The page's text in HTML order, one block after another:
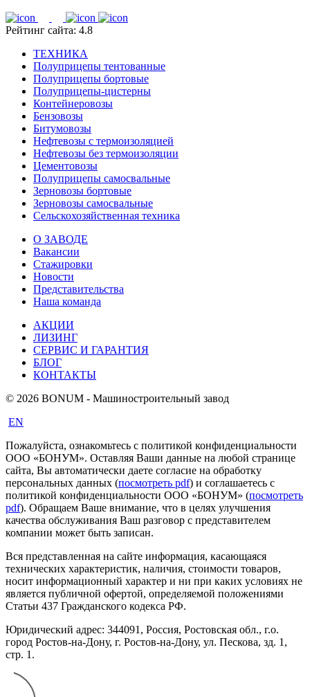
Рейтинг сайта: 4.8
ТЕХНИКА
Полуприцепы тентованные
Полуприцепы бортовые
Полуприцепы-цистерны
Контейнеровозы
Бензовозы
Битумовозы
Нефтевозы с термоизоляцией
Нефтевозы без термоизоляции
Цементовозы
Полуприцепы самосвальные
Зерновозы бортовые
Зерновозы самосвальные
Сельскохозяйственная техника
О ЗАВОДЕ
Вакансии
Стажировки
Новости
Представительства
Наша команда
АКЦИИ
ЛИЗИНГ
СЕРВИС И ГАРАНТИЯ
БЛОГ
КОНТАКТЫ
© 2026 BONUM - Машиностроительный завод
EN
Пожалуйста, ознакомьтесь с политикой конфиденциальности
ООО «БОНУМ». Оставляя Ваши данные на любой странице
сайта, Вы автоматически даете согласие на обработку
персональных данных (посмотреть pdf) и соглашаетесь с
политикой конфиденциальности ООО «БОНУМ» (посмотреть
pdf). Обращаем Ваше внимание, что в целях улучшения
качества обслуживания Ваш разговор с представителем
компании может быть записан.
Вся представленная на сайте информация, касающаяся
технических характеристик, наличия, стоимости товаров,
носит информационный характер и ни при каких условиях не
является публичной офертой, определяемой положениями
Статьи 437 Гражданского кодекса РФ.
Юридический адрес: 344091, Россия, Ростовская обл., г.о.
город Ростов-на-Дону, г. Ростов-на-Дону, ул. Пескова, зд. 1,
стр. 1.